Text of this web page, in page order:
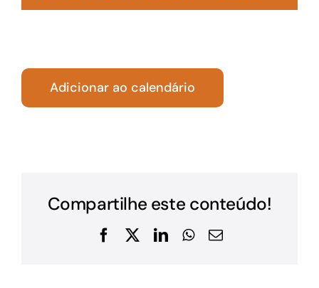
Adicionar ao calendário
Compartilhe este conteúdo!
Facebook
X LinkedInWhatsApp
E-